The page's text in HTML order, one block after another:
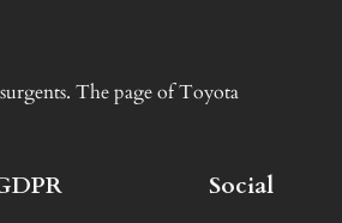
The page of Toyota
Social